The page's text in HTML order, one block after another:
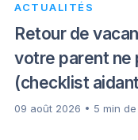
ACTUALITÉS
Retour de
votre parent ne
(checklist
09 août 2026 • 5 min